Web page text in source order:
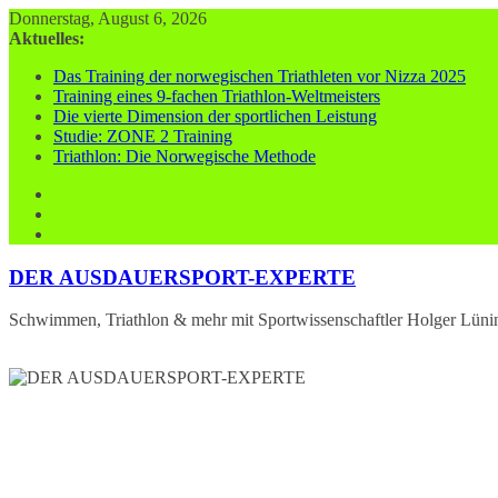
Zum
Inhalt
Donnerstag, August 6, 2026
Aktuelles:
Das Training der norwegischen Triathleten vor Nizza 2025
Training eines 9-fachen Triathlon-Weltmeisters
Die vierte Dimension der sportlichen Leistung
Studie: ZONE 2 Training
Triathlon: Die Norwegische Methode
DER AUSDAUERSPORT-EXPERTE
Schwimmen, Triathlon & mehr mit Sportwissenschaftler Holger